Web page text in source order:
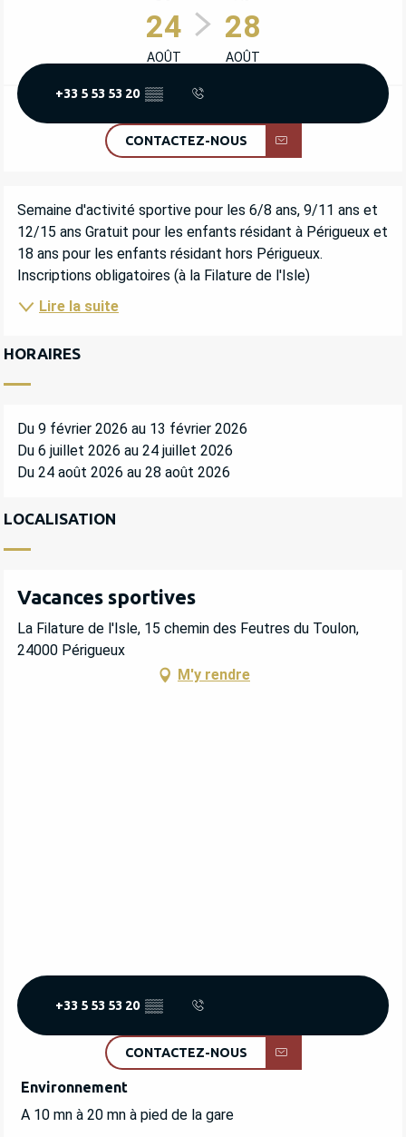
24
AOÛT
28
AOÛT
+33 5 53 53 20 ▒▒
CONTACTEZ-NOUS
DESCRIPTION
Semaine d'activité sportive pour les 6/8 ans, 9/11 ans et
12/15 ans Gratuit pour les enfants résidant à Périgueux et
18 ans pour les enfants résidant hors Périgueux.
Inscriptions obligatoires (à la Filature de l'Isle)
Lire la suite
HORAIRES
Du 9 février 2026 au 13 février 2026
Du 6 juillet 2026 au 24 juillet 2026
Du 24 août 2026 au 28 août 2026
LOCALISATION
Vacances sportives
La Filature de l'Isle, 15 chemin des Feutres du Toulon,
24000 Périgueux
M'y rendre
+33 5 53 53 20 ▒▒
CONTACTEZ-NOUS
Environnement
Environnement
A 10 mn à 20 mn à pied de la gare